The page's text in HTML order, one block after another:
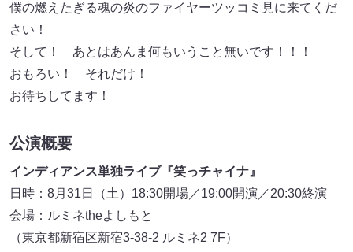
僕の燃えたぎる魂の炎のファイヤーツッコミ見に来てくだ
さい！
そして！ あとはあんま何もいうこと無いです！！！
おもろい！ それだけ！
お待ちしてます！
公演概要
インディアンス単独ライブ『笑っチャイナ』
日時：8月31日（土）18:30開場／19:00開演／20:30終演
会場：ルミネtheよしもと
（東京都新宿区新宿3-38-2 ルミネ2 7F）